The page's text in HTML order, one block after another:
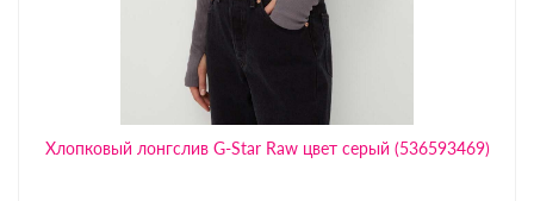
Хлопковый лонгслив G-Star Raw цвет серый (536593469)